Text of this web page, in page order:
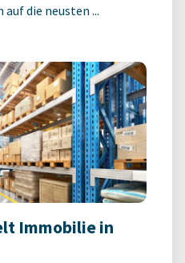
die neusten ...
Immobilie in